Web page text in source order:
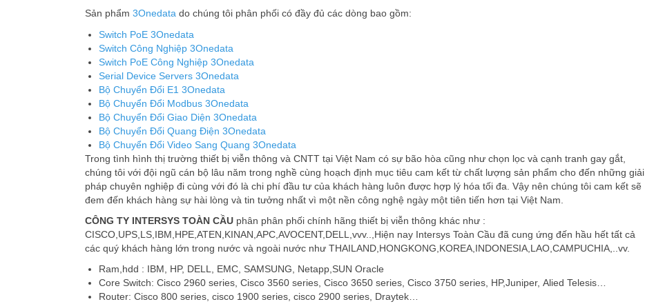
Sản phẩm 3Onedata do chúng tôi phân phối có đầy đủ các dòng bao gồm:
Switch PoE 3Onedata
Switch Công Nghiệp 3Onedata
Switch PoE Công Nghiệp 3Onedata
Serial Device Servers 3Onedata
Bộ Chuyển Đổi E1 3Onedata
Bộ Chuyển Đổi Modbus 3Onedata
Bộ Chuyển Đổi Giao Diện 3Onedata
Bộ Chuyển Đổi Quang Điện 3Onedata
Bộ Chuyển Đổi Video Sang Quang 3Onedata
Trong tình hình thị trường thiết bị viễn thông và CNTT tại Việt Nam có sự bão hòa cũng như chọn lọc và cạnh tranh gay gắt,
chúng tôi với đội ngũ cán bộ lâu năm trong nghề cùng hoạch định mục tiêu cam kết từ chất lượng sản phẩm cho đến những giải
pháp chuyên nghiệp đi cùng với đó là chi phí đầu tư của khách hàng luôn được hợp lý hóa tối đa. Vậy nên chúng tôi cam kết sẽ
đem đến khách hàng sự hài lòng và tin tưởng nhất vì một nền công nghệ ngày một tiên tiến hơn tại Việt Nam.
CÔNG TY INTERSYS TOÀN CẦU phân phân phối chính hãng thiết bị viễn thông khác như :
CISCO,UPS,LS,IBM,HPE,ATEN,KINAN,APC,AVOCENT,DELL,vvv..,Hiện nay Intersys Toàn Cầu đã cung ứng đến hầu hết tất cả
các quý khách hàng lớn trong nước và ngoài nước như THAILAND,HONGKONG,KOREA,INDONESIA,LAO,CAMPUCHIA,..vv.
Ram,hdd : IBM, HP, DELL, EMC, SAMSUNG, Netapp,SUN Oracle
Core Switch: Cisco 2960 series, Cisco 3560 series, Cisco 3650 series, Cisco 3750 series, HP,Juniper, Alied Telesis…
Router: Cisco 800 series, cisco 1900 series, cisco 2900 series, Draytek…